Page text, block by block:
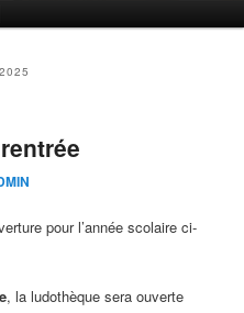
pour l’année scolaire ci-
, la ludothèque sera ouverte